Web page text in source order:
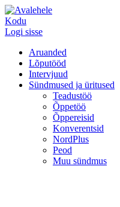
Kodu
Logi sisse
Aruanded
Lõputööd
Intervjuud
Sündmused ja üritused
Teadustöö
Õppetöö
Õppereisid
Konverentsid
NordPlus
Peod
Muu sündmus